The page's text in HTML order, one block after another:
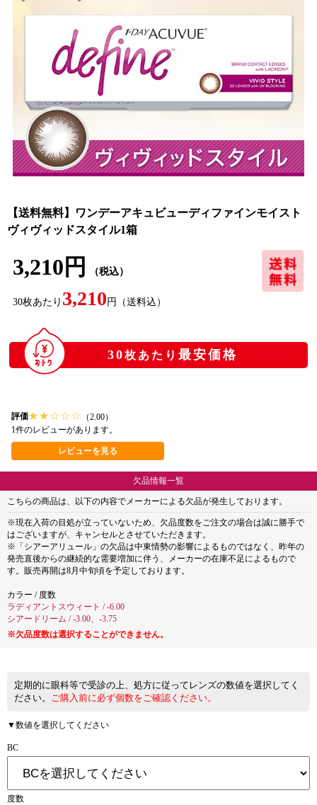
【送料無料】ワンデーアキュビューディファインモイスト
ヴィヴィッドスタイル1箱
3,210円 （税込）
30枚あたり 3,210 円 （送料込）
30枚あたり 最安価格
評価★ ★ ☆ ☆ ☆
（2.00）
1件のレビューがあります。
レビューを見る
欠品情報一覧
こちらの商品は、以下の内容でメーカーによる欠品が発生しております。
※現在入荷の目処が立っていないため、欠品度数をご注文の場合は誠に勝手で
はございますが、キャンセルとさせていただきます。
※「シアーアリュール」の欠品は中東情勢の影響によるものではなく、昨年の
発売直後からの継続的な需要増加に伴う、メーカーの在庫不足によるもので
す。販売再開は8月中旬頃を予定しております。
カラー / 度数
ラディアントスウィート / -6.00
シアードリーム / -3.00、-3.75
※欠品度数は選択することができません。
定期的に眼科等で受診の上、処方に従ってレンズの数値を選択してく
ださい。 ご購入前に必ず個数をご確認ください。
▼数値を選択してください
BC
度数